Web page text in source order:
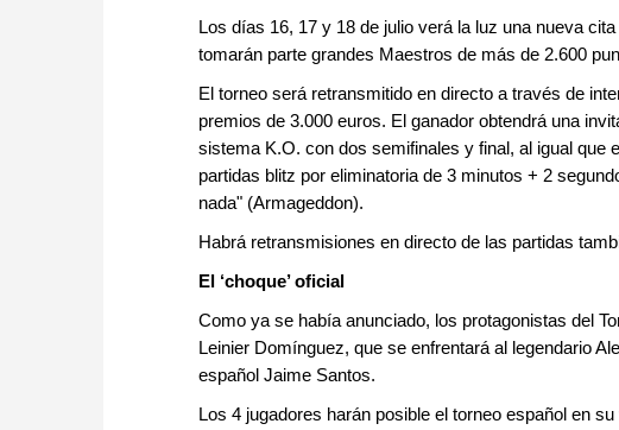
Los días 16, 17 y 18 de julio verá la luz una nueva
tomarán parte grandes Maestros de más de 2.600
El torneo será retransmitido en directo a través de
premios de 3.000 euros. El ganador obtendrá una
sistema K.O. con dos semifinales y final, al igual que
partidas blitz por eliminatoria de 3 minutos + 2
nada" (Armageddon).
Habrá retransmisiones en directo de las partidas
El ‘choque’ oficial
Como ya se había anunciado, los protagonistas del
Leinier Domínguez, que se enfrentará al legendario
español Jaime Santos.
Los 4 jugadores harán posible el torneo español en